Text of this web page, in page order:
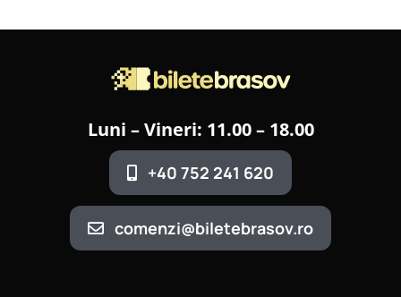
Luni – Vineri: 11.00 – 18.00
+40 752 241 620
comenzi@biletebrasov.ro